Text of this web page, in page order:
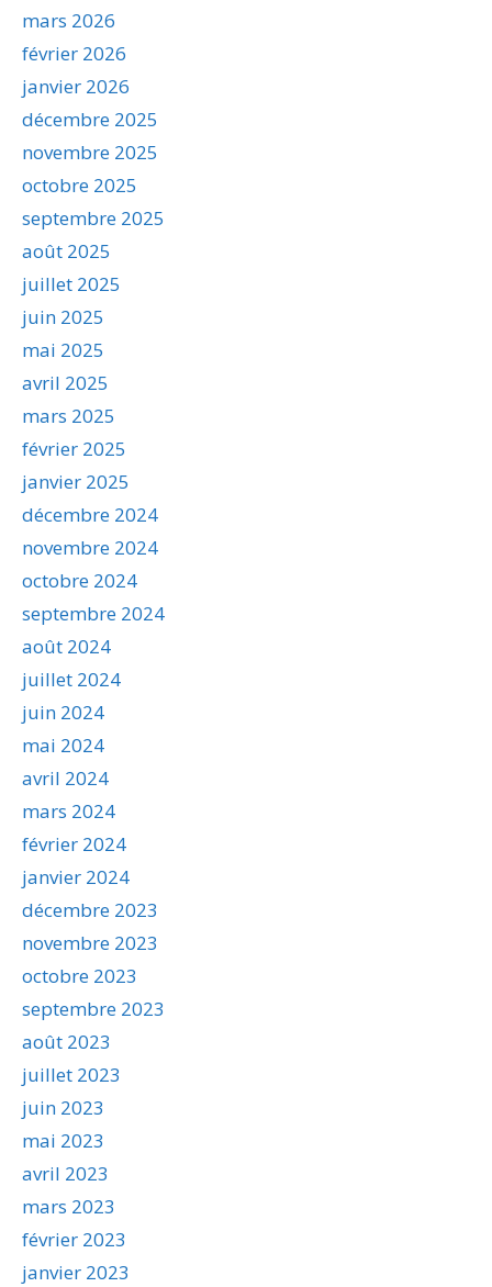
mars 2026
février 2026
janvier 2026
décembre 2025
novembre 2025
octobre 2025
septembre 2025
août 2025
juillet 2025
juin 2025
mai 2025
avril 2025
mars 2025
février 2025
janvier 2025
décembre 2024
novembre 2024
octobre 2024
septembre 2024
août 2024
juillet 2024
juin 2024
mai 2024
avril 2024
mars 2024
février 2024
janvier 2024
décembre 2023
novembre 2023
octobre 2023
septembre 2023
août 2023
juillet 2023
juin 2023
mai 2023
avril 2023
mars 2023
février 2023
janvier 2023